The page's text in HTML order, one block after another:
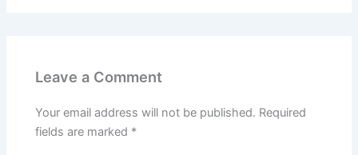
Leave a Comment
Your email address will not be published. Required
fields are marked *